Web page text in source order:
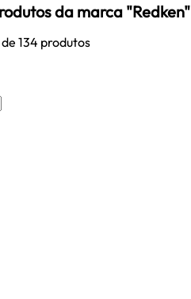
da marca "Redken"
de 134 produtos